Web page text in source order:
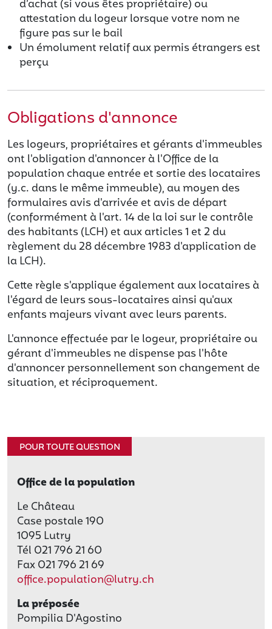
d’achat (si vous êtes propriétaire) ou
attestation du logeur lorsque votre nom ne
figure pas sur le bail
Un émolument relatif aux permis étrangers est
perçu
Obligations d'annonce
Les logeurs, propriétaires et gérants d'immeubles
ont l'obligation d'annoncer à l'Office de la
population chaque entrée et sortie des locataires
(y.c. dans le même immeuble), au moyen des
formulaires avis d'arrivée et avis de départ
(conformément à l'art. 14 de la loi sur le contrôle
des habitants (LCH) et aux articles 1 et 2 du
règlement du 28 décembre 1983 d'application de
la LCH).
Cette règle s'applique également aux locataires à
l'égard de leurs sous-locataires ainsi qu'aux
enfants majeurs vivant avec leurs parents.
L'annonce effectuée par le logeur, propriétaire ou
gérant d'immeubles ne dispense pas l'hôte
d'annoncer personnellement son changement de
situation, et réciproquement.
POUR TOUTE QUESTION
Office de la population
Le Château
Case postale 190
1095 Lutry
Tél 021 796 21 60
Fax 021 796 21 69
office.population@lutry.ch
La préposée
Pompilia D'Agostino